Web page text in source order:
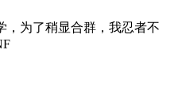
，为了稍显合群，我忍者不